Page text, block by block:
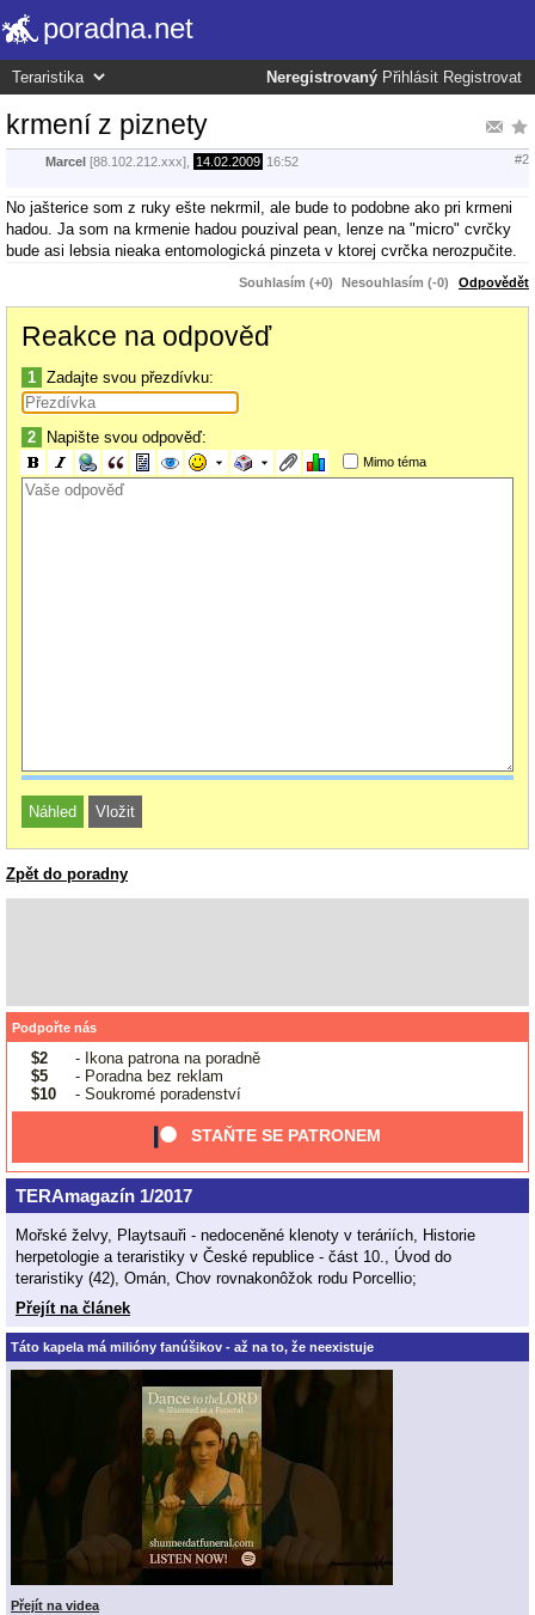
poradna.net
Neregistrovaný Přihlásit Registrovat
krmení z piznety
Marcel [88.102.212.xxx], 14.02.2009 16:52 #2
No jašterice som z ruky ešte nekrmil, ale bude to podobne ako pri krmeni
hadou. Ja som na krmenie hadou pouzival pean, lenze na "micro" cvrčky
bude asi lebsia nieaka entomologická pinzeta v ktorej cvrčka nerozpučite.
Souhlasím (+0) Nesouhlasím (-0) Odpovědět
Reakce na odpověď
1 Zadajte svou přezdívku:
2 Napište svou odpověď:
Mimo téma
Zpět do poradny
Podpořte nás
$2
- Ikona patrona na poradně
$5
- Poradna bez reklam
$10
- Soukromé poradenství
STAŇTE SE PATRONEM
TERAmagazín 1/2017
Mořské želvy, Playtsauři - nedoceněné klenoty v teráriích, Historie
herpetologie a teraristiky v České republice - část 10., Úvod do
teraristiky (42), Omán, Chov rovnakonôžok rodu Porcellio;
Přejít na článek
Táto kapela má milióny fanúšikov - až na to, že neexistuje
Přejít na videa